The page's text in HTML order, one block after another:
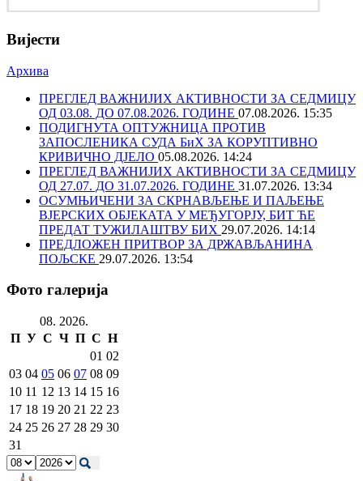
Вијести
Архива
ПРЕГЛЕД ВАЖНИЈИХ АКТИВНОСТИ ЗА СЕДМИЦУ
ОД 03.08. ДО 07.08.2026. ГОДИНЕ 07.08.2026. 15:35
ПОДИГНУТА ОПТУЖНИЦА ПРОТИВ
ЗАПОСЛЕНИКА СУДА БиХ ЗА КОРУПТИВНО
КРИВИЧНО ДЈЕЛО 05.08.2026. 14:24
ПРЕГЛЕД ВАЖНИЈИХ АКТИВНОСТИ ЗА СЕДМИЦУ
ОД 27.07. ДО 31.07.2026. ГОДИНЕ 31.07.2026. 13:34
ОСУМЊИЧЕНИ ЗА СКРНАВЉЕЊЕ И ПАЉЕЊЕ
ВЈЕРСКИХ ОБЈЕКАТА У МЕЂУГОРЈУ, БИТ ЋЕ
ПРЕДАТ ТУЖИЛАШТВУ БИХ 29.07.2026. 14:14
ПРЕДЛОЖЕН ПРИТВОР ЗА ДРЖАВЉАНИНА
ПОЉСКЕ 29.07.2026. 13:54
Фото галерија
08. 2026.
П У С Ч П С Н
01 02
03 04 05 06 07 08 09
10 11 12 13 14 15 16
17 18 19 20 21 22 23
24 25 26 27 28 29 30
31